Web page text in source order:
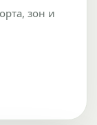
зон и